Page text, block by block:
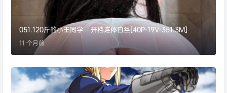
051.120斤的小王同学 – 开档连体白丝[40P-19V-351.3M]
11 个月前